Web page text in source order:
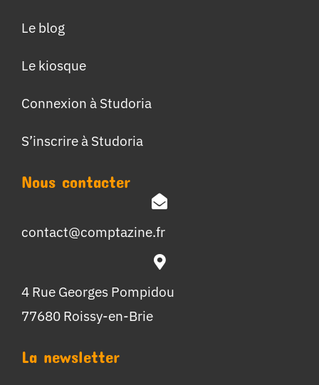
Le blog
Le kiosque
Connexion à Studoria
S’inscrire à Studoria
Nous contacter
contact@comptazine.fr
4 Rue Georges Pompidou
77680 Roissy-en-Brie
La newsletter